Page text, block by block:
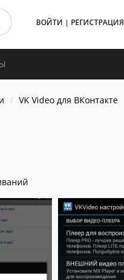
ВОЙТИ | РЕГИСТРАЦИЯ
VK Video для ВКонтакте